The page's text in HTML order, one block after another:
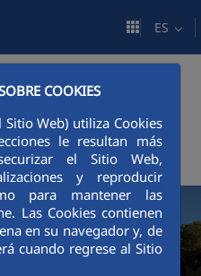
COOKIES
Sitio Web) utiliza Cookies
le resultan más
el Sitio Web,
y reproducir
para mantener las
Las Cookies contienen
en su navegador y, de
cuando regrese al Sitio
ES